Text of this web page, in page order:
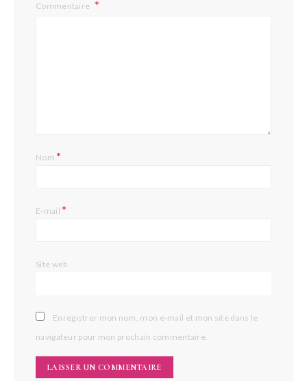
Commentaire
Nom*
E-mail*
Site web
Enregistrer mon nom, mon e-mail et mon site dans le
navigateur pour mon prochain commentaire.